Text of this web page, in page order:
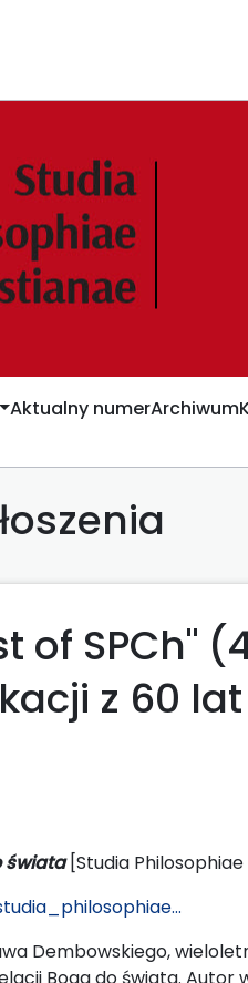
Aktualny numerArchiwum
of SPCh"
z 60
świata[Studia Philosophiae
Dembowskiego,